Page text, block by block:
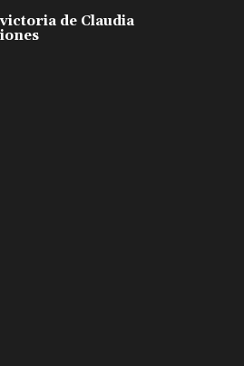
de Claudia